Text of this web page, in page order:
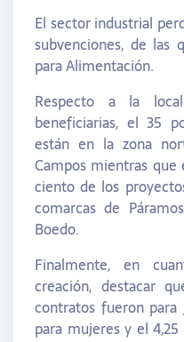
El sector industrial
subvenciones, de
para Alimentación.
Respecto a la
beneficiarias, el 35
están en la zona
Campos mientras que
ciento de los
comarcas de
Boedo.
Finalmente, en
creación, destacar
contratos fueron para
para mujeres y el